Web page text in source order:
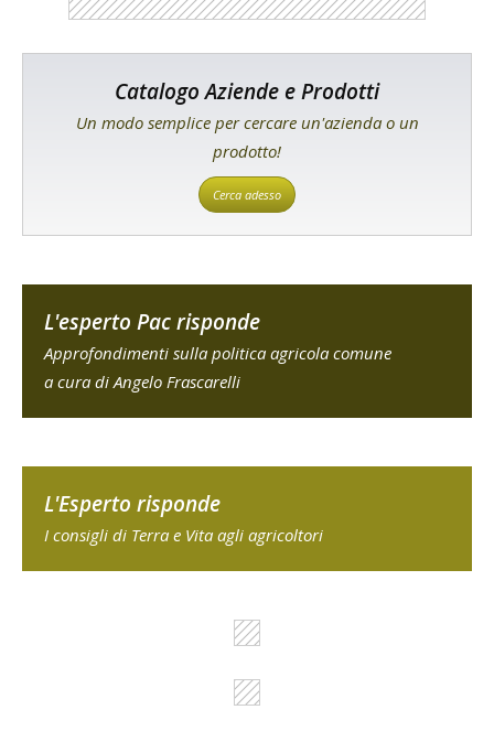
Catalogo Aziende e Prodotti
Un modo semplice per cercare un'azienda o un
prodotto!
Cerca adesso
L'esperto Pac risponde
Approfondimenti sulla politica agricola comune
a cura di Angelo Frascarelli
L'Esperto risponde
I consigli di Terra e Vita agli agricoltori